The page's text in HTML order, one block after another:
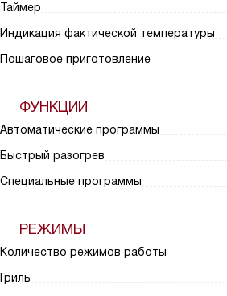
Таймер
Индикация фактической температуры
Пошаговое приготовление
ФУНКЦИИ
Автоматические программы
Быстрый разогрев
Специальные программы
РЕЖИМЫ
Количество режимов работы
Гриль